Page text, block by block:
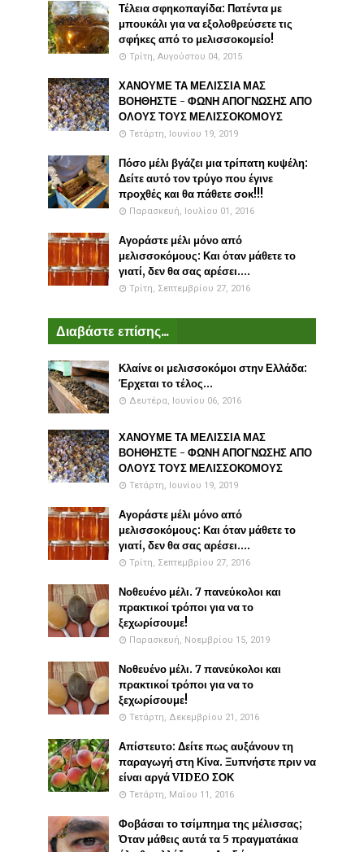
Τέλεια σφηκοπαγίδα: Πατέντα με
μπουκάλι για να εξολοθρεύσετε τις
σφήκες από το μελισσοκομείο!
Τρίτη, Αυγούστου 04, 2015
ΧΑΝΟΥΜΕ ΤΑ ΜΕΛΙΣΣΙΑ ΜΑΣ
ΒΟΗΘΗΣΤΕ - ΦΩΝΗ ΑΠΟΓΝΩΣΗΣ ΑΠΟ
ΟΛΟΥΣ ΤΟΥΣ ΜΕΛΙΣΣΟΚΟΜΟΥΣ
Τετάρτη, Ιουνίου 19, 2019
Πόσο μέλι βγάζει μια τρίπατη κυψέλη:
Δείτε αυτό τον τρύγο που έγινε
προχθές και θα πάθετε σοκ!!!
Παρασκευή, Ιουλίου 01, 2016
Αγοράστε μέλι μόνο από
μελισσοκόμους: Και όταν μάθετε το
γιατί, δεν θα σας αρέσει....
Τρίτη, Σεπτεμβρίου 27, 2016
Διαβάστε επίσης...
Κλαίνε οι μελισσοκόμοι στην Ελλάδα:
Έρχεται το τέλος...
Δευτέρα, Ιουνίου 06, 2016
ΧΑΝΟΥΜΕ ΤΑ ΜΕΛΙΣΣΙΑ ΜΑΣ
ΒΟΗΘΗΣΤΕ - ΦΩΝΗ ΑΠΟΓΝΩΣΗΣ ΑΠΟ
ΟΛΟΥΣ ΤΟΥΣ ΜΕΛΙΣΣΟΚΟΜΟΥΣ
Τετάρτη, Ιουνίου 19, 2019
Αγοράστε μέλι μόνο από
μελισσοκόμους: Και όταν μάθετε το
γιατί, δεν θα σας αρέσει....
Τρίτη, Σεπτεμβρίου 27, 2016
Νοθευένο μέλι. 7 πανεύκολοι και
πρακτικοί τρόποι για να το
ξεχωρίσουμε!
Παρασκευή, Νοεμβρίου 15, 2019
Νοθευένο μέλι. 7 πανεύκολοι και
πρακτικοί τρόποι για να το
ξεχωρίσουμε!
Τετάρτη, Δεκεμβρίου 21, 2016
Απίστευτο: Δείτε πως αυξάνουν τη
παραγωγή στη Κίνα. Ξυπνήστε πριν να
είναι αργά VIDEO ΣΟΚ
Τετάρτη, Μαΐου 11, 2016
Φοβάσαι το τσίμπημα της μέλισσας;
Όταν μάθεις αυτά τα 5 πραγματάκια